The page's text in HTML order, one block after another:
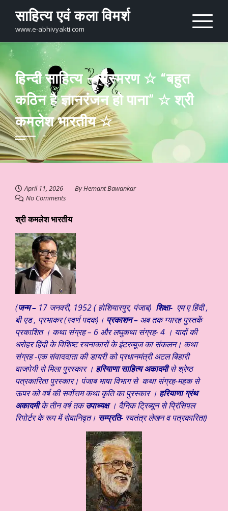
content
साहित्य एवं कला विमर्श
www.e-abhivyakti.com
हिन्दी साहित्य – संस्मरण ☆ “बहुत
कठिन है ज्ञानरंजन हो पाना” ☆ श्री
कमलेश भारतीय ☆
April 11, 2026 ByHemant Bawankar
No Comments
श्री कमलेश भारतीय
(जन्म – 17 जनवरी, 1952 ( होशियारपुर, पंजाब) शिक्षा- एम ए हिंदी ,
बी एड , प्रभाकर (स्वर्ण पदक)। प्रकाशन – अब तक ग्यारह पुस्तकें
प्रकाशित । कथा संग्रह – 6 और लघुकथा संग्रह- 4 । यादों की
धरोहर हिंदी के विशिष्ट रचनाकारों के इंटरव्यूज का संकलन। कथा
संग्रह -एक संवाददाता की डायरी को प्रधानमंत्री अटल बिहारी
वाजपेयी से मिला पुरस्कार । हरियाणा साहित्य अकादमीसे श्रेष्ठ
पत्रकारिता पुरस्कार। पंजाब भाषा विभाग से कथा संग्रह-महक से
ऊपर को वर्ष की सर्वोत्तम कथा कृति का पुरस्कार । हरियाणा ग्रंथ
अकादमीके तीन वर्ष तकउपाध्यक्ष। दैनिक ट्रिब्यून से प्रिंसिपल
रिपोर्टर के रूप में सेवानिवृत। सम्प्रति- स्वतंत्र लेखन व पत्रकारिता)